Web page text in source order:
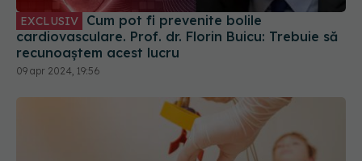
EXCLUSIV
cardiovasculare. Prof. dr. Florin Buicu: Trebuie să
recunoaștem acest lucru
09 apr 2024, 19:56